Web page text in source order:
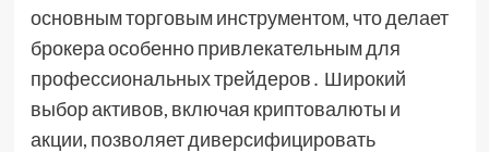
основным торговым инструментом, что делает
брокера особенно привлекательным для
профессиональных трейдеров․ Широкий
выбор активов, включая криптовалюты и
акции, позволяет диверсифицировать